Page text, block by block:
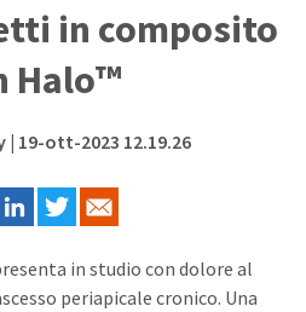
in composito
Halo™
| 19-ott-2023 12.19.26
in studio con dolore al
periapicale cronico. Una